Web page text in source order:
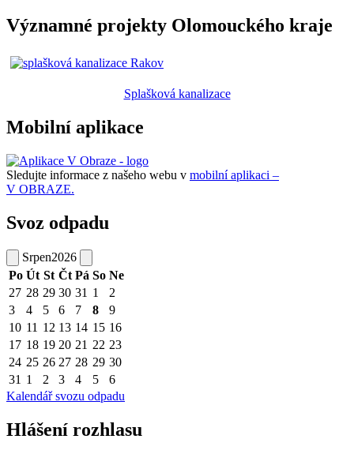
Významné projekty Olomouckého kraje
Splašková kanalizace
Mobilní aplikace
Sledujte informace z našeho webu v mobilní aplikaci –
V OBRAZE.
Svoz odpadu
Srpen2026
Po Út St Čt Pá So Ne
27 28 29 30 31 1
2
3
4 5 6 7 8
9
10 11 12 13 14 15 16
17 18 19 20 21 22 23
24 25 26 27 28 29 30
31 1 2 3 4 5
6
Kalendář svozu odpadu
Hlášení rozhlasu